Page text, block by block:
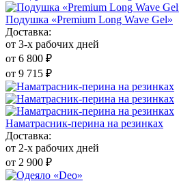
Подушка «Premium Long Wave Gel»
Доставка:
от 3-х рабочих дней
от 6 800 ₽
от 9 715 ₽
Наматрасник-перина на резинках
Доставка:
от 2-х рабочих дней
от 2 900 ₽